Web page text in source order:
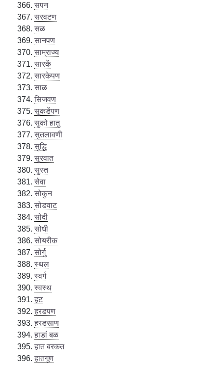
सपन
सरवटण
सळ
सानपण
साम्राज्य
सारकें
सारकेपण
साळ
सिजवण
सुकडेंपण
सुको हातु
सुतलावणी
सुद्धि
सुरवात
सुस्त
सेवा
सोकुन
सोडवाट
सोदी
सोधी
सोयरीक
सोर्गु
स्थल
स्वर्ग
स्वस्थ
हट
हरडपण
हरडसाण
हाडां बळ
हात बरकत
हातगूण